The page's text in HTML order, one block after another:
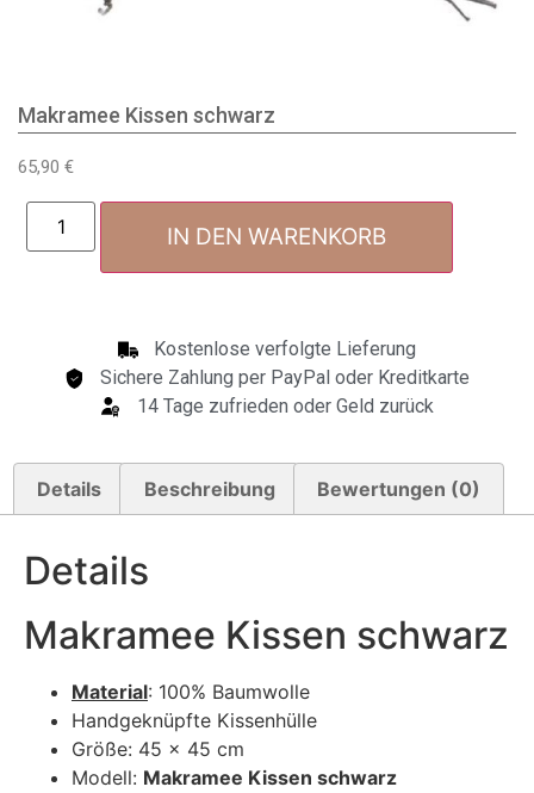
Makramee Kissen schwarz
65,90 €
IN DEN WARENKORB
Kostenlose verfolgte Lieferung
Sichere Zahlung per PayPal oder Kreditkarte
14 Tage zufrieden oder Geld zurück
Details Beschreibung Bewertungen (0)
Details
Makramee Kissen schwarz
Material: 100% Baumwolle
Handgeknüpfte Kissenhülle
Größe: 45 x 45 cm
Modell: Makramee Kissen schwarz